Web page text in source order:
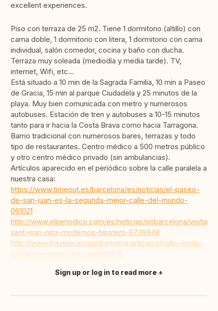
excellent experiences.
Piso con terraza de 25 m2. Tiene 1 dormitorio (altillo) con
cama doble, 1 dormitorio con litera, 1 dormitorio con cama
individual, salón comedor, cocina y baño con ducha.
Terraza muy soleada (mediodía y media tarde). TV,
internet, Wifi, etc...
Está situado a 10 min de la Sagrada Familia, 10 min a Paseo
de Gracia, 15 min al parque Ciudadela y 25 minutos de la
playa. Muy bien comunicada con metro y numerosos
autobuses. Estación de tren y autobuses a 10-15 minutos
tanto para ir hacia la Costa Brava como hacia Tarragona.
Barrio tradicional con numerosos bares, terrazas y todo
tipo de restaurantes. Centro médico a 500 metros público
y otro centro médico privado (sin ambulancias).
Artículos aparecido en el periódico sobre la calle paralela a
nuestra casa:
https://www.timeout.es/barcelona/es/noticias/el-paseo-
de-san-juan-es-la-segunda-mejor-calle-del-mundo-
061021
http://www.elperiodico.com/es/noticias/onbarcelona/visitar/
sant-joan-ruta-modernos-hipsters-5739948
http://www.traveler.es/gastronomia/articulos/calle-moda-
barcelona-paseo-sant-joan/8476
Fazer tradução
Sign up or log in to read more